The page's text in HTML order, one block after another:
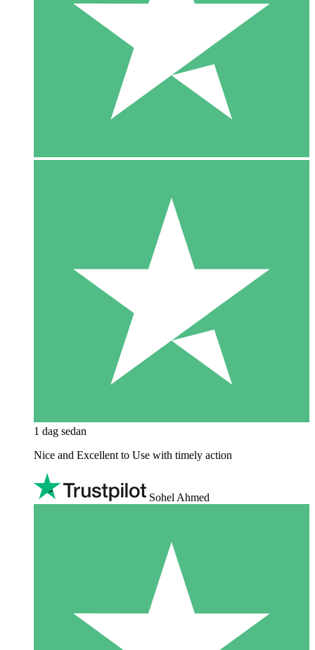
1 dag sedan
Nice and Excellent to Use with timely action
Sohel Ahmed